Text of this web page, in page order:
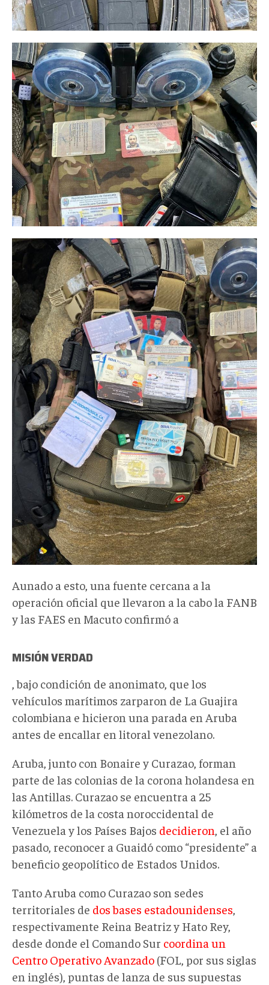
Aunado a esto, una fuente cercana a la
operación oficial que llevaron a la cabo la FANB
y las FAES en Macuto confirmó a
MISIÓN VERDAD
, bajo condición de anonimato, que los
vehículos marítimos zarparon de La Guajira
colombiana e hicieron una parada en Aruba
antes de encallar en litoral venezolano.
Aruba, junto con Bonaire y Curazao, forman
parte de las colonias de la corona holandesa en
las Antillas. Curazao se encuentra a 25
kilómetros de la costa noroccidental de
Venezuela y los Países Bajos decidieron, el año
pasado, reconocer a Guaidó como “presidente” a
beneficio geopolítico de Estados Unidos.
Tanto Aruba como Curazao son sedes
territoriales de dos bases estadounidenses,
respectivamente Reina Beatriz y Hato Rey,
desde donde el Comando Sur coordina un
Centro Operativo Avanzado (FOL, por sus siglas
en inglés), puntas de lanza de sus supuestas